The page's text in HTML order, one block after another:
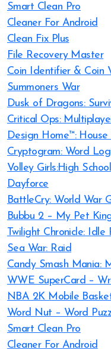
Smart Clean Pro
Cleaner For Android
Clean Fix Plus
File Recovery Master
Coin Identifier & Coin
Summoners War
Dusk of Dragons:
Critical Ops:
Design Home™:
Cryptogram: Word
Volley Girls:High
Dayforce
BattleCry: World War
Bubbu 2 – My Pet
Twilight Chronicle: Idle
Sea War: Raid
Candy Smash Mania:
WWE SuperCard –
NBA 2K Mobile
Word Nut – Word
Smart Clean Pro
Cleaner For Android